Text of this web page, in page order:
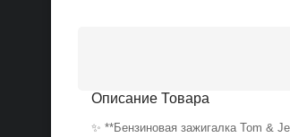
Описание Товара
✨ **Бензиновая зажигалка Tom &